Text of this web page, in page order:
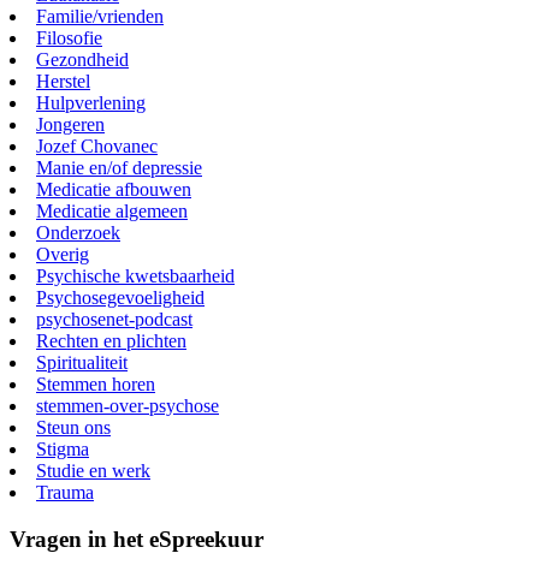
Familie/vrienden
Filosofie
Gezondheid
Herstel
Hulpverlening
Jongeren
Jozef Chovanec
Manie en/of depressie
Medicatie afbouwen
Medicatie algemeen
Onderzoek
Overig
Psychische kwetsbaarheid
Psychosegevoeligheid
psychosenet-podcast
Rechten en plichten
Spiritualiteit
Stemmen horen
stemmen-over-psychose
Steun ons
Stigma
Studie en werk
Trauma
Vragen in het eSpreekuur